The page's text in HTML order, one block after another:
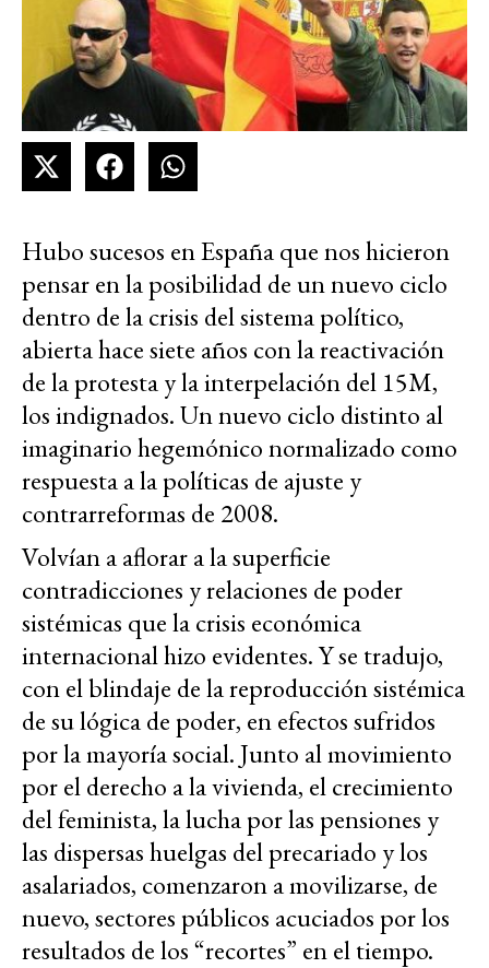
Hubo sucesos en España que nos hicieron
pensar en la posibilidad de un nuevo ciclo
dentro de la crisis del sistema político,
abierta hace siete años con la reactivación
de la protesta y la interpelación del 15M,
los indignados. Un nuevo ciclo distinto al
imaginario hegemónico normalizado como
respuesta a la políticas de ajuste y
contrarreformas de 2008.
Volvían a aflorar a la superficie
contradicciones y relaciones de poder
sistémicas que la crisis económica
internacional hizo evidentes. Y se tradujo,
con el blindaje de la reproducción sistémica
de su lógica de poder, en efectos sufridos
por la mayoría social. Junto al movimiento
por el derecho a la vivienda, el crecimiento
del feminista, la lucha por las pensiones y
las dispersas huelgas del precariado y los
asalariados, comenzaron a movilizarse, de
nuevo, sectores públicos acuciados por los
resultados de los “recortes” en el tiempo.